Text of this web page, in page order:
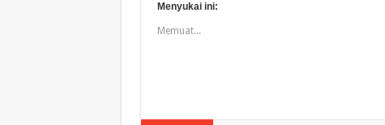
Menyukai ini:
Memuat...